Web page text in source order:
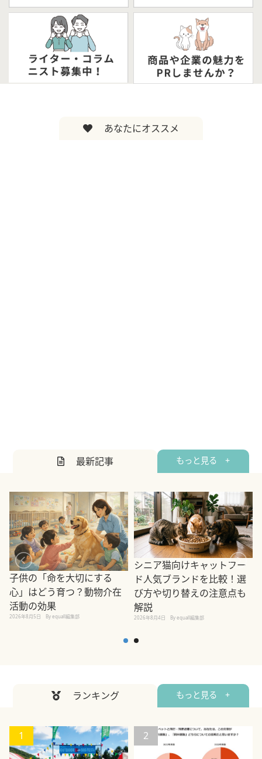
あなたにオススメ
最新記事 もっと見る +
子供の「命を大切にする
心」はどう育つ？動物介在
活動の効果
2026年8月5日 By equall編集部
シニア猫向けキャットフー
ド人気ブランドを比較！選
び方や切り替えの注意点も
解説
2026年8月4日 By equall編集部
ランキング もっと見る +
1 2